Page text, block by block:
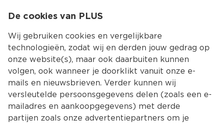
Kies jouw
Terug Producten
De cookies van PLUS
Wij gebruiken cookies en vergelijkbare
technologieën, zodat wij en derden jouw gedrag op
onze website(s), maar ook daarbuiten kunnen
volgen, ook wanneer je doorklikt vanuit onze e-
mails en nieuwsbrieven. Verder kunnen wij
versleutelde persoonsgegevens delen (zoals een e-
mailadres en aankoopgegevens) met derde
partijen zoals onze advertentiepartners om je